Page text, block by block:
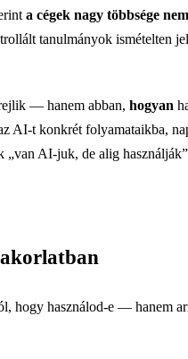
a cégek nagy többsége
tanulmányok ismételten
— hanem abban, hogyan
AI-t konkrét folyamataikba,
„van AI-juk, de alig
hogy használod-e — hanem